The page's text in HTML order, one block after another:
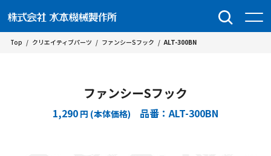
Top / クリエイティブパーツ / ファンシーSフック / ALT-300BN
ファンシーSフック
1,290 円 (本体価格) 品番：ALT-300BN